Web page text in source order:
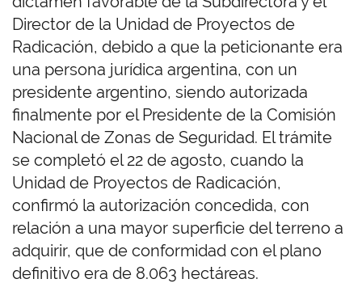
Director de la Unidad de Proyectos de
Radicación, debido a que la peticionante era
una persona jurídica argentina, con un
presidente argentino, siendo autorizada
finalmente por el Presidente de la Comisión
Nacional de Zonas de Seguridad. El trámite
se completó el 22 de agosto, cuando la
Unidad de Proyectos de Radicación,
confirmó la autorización concedida, con
relación a una mayor superficie del terreno a
adquirir, que de conformidad con el plano
definitivo era de 8.063 hectáreas.